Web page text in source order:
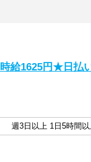
給1625円★日払
週3日以上 1日5時間